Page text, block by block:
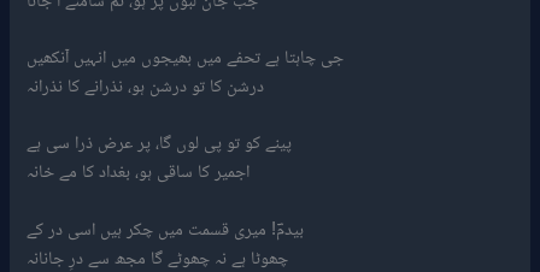
جی چاہتا ہے تحفے میں بھیجوں میں انہیں آنکھیں
درشن کا تو درشن ہو، نذرانے کا نذرانہ
پینے کو تو پی لوں گا، پر عرض ذرا سی ہے
اجمیر کا ساقی ہو، بغداد کا مے خانہ
بیدمؔ! میری قسمت میں چکر ہیں اسی در کے
چھوٹا ہے نہ چھوٹے گا مجھ سے درِ جانانہ